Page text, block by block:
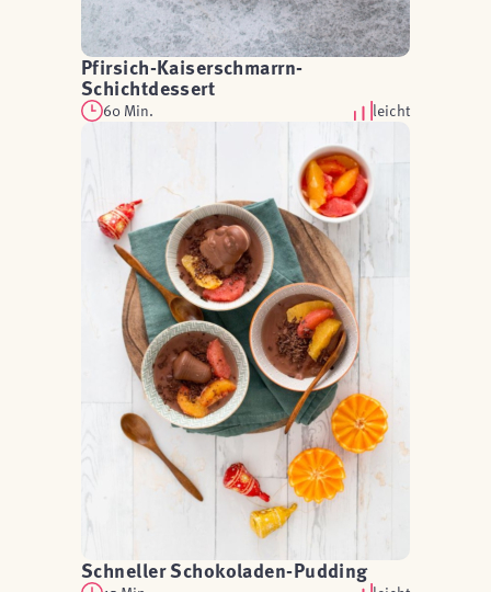
Pfirsich-Kaiserschmarrn-
Schichtdessert
60 Min. leicht
Schneller Schokoladen-Pudding